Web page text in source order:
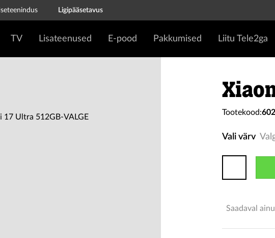
Iseteenindus Ligipääsetavus
TV Lisateenused E-pood Pakkumised Liitu Tele2ga
Tootekood:
Vali värv
Saadaval